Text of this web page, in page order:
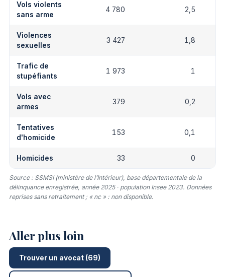
Vols violents
sans arme
4 780 2,5
Violences
sexuelles
3 427 1,8
Trafic de
stupéfiants
1 973 1
Vols avec
armes
379 0,2
Tentatives
d'homicide
153 0,1
Homicides 33 0
Source : SSMSI (ministère de l’Intérieur), base départementale de la
délinquance enregistrée, année 2025 · population Insee 2023. Données
reprises sans retraitement ; « nc » : non disponible.
Aller plus loin
Trouver un avocat (69)